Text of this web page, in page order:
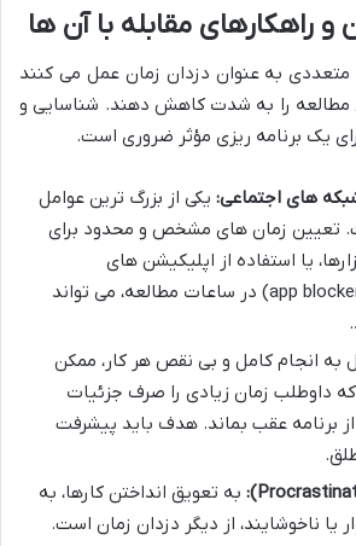
متعددی به عنوان دزدان زمان عمل می کنند
مطالعه را به شدت کاهش دهند. شناسایی و
یک برنامه ریزی مؤثر ضروری است.
های اجتماعی: یکی از بزرگ ترین عوامل
تعیین زمان های مشخص و محدود برای
یا استفاده از اپلیکیشن های
مسدودکننده (app blockers) در ساعات مطالعه، می تواند
به انجام کامل و بی نقص هر کار، ممکن
داوطلب زمان زیادی را صرف جزئیات
برنامه عقب بماند. هدف باید پیشرفت
به تعویق انداختن کارها، به
یا ناخوشایند، از دیگر دزدان زمان است.